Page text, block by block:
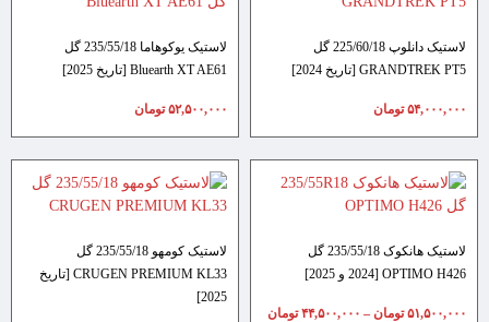
لاستیک دانلوپ 225/60/18 گل
GRANDTREK PT5 [تاریخ 2024]
۵۴,۰۰۰,۰۰۰ تومان
لاستیک یوکوهاما 235/55/18 گل
Bluearth XT AE61 [تاریخ 2025]
۵۲,۵۰۰,۰۰۰ تومان
لاستیک هانکوک 235/55/18 گل
OPTIMO H426 [2024 و 2025]
۵۱,۵۰۰,۰۰۰ تومان – ۴۴,۵۰۰,۰۰۰ تومان
لاستیک کومهو 235/55/18 گل
CRUGEN PREMIUM KL33 [تاریخ
2025]